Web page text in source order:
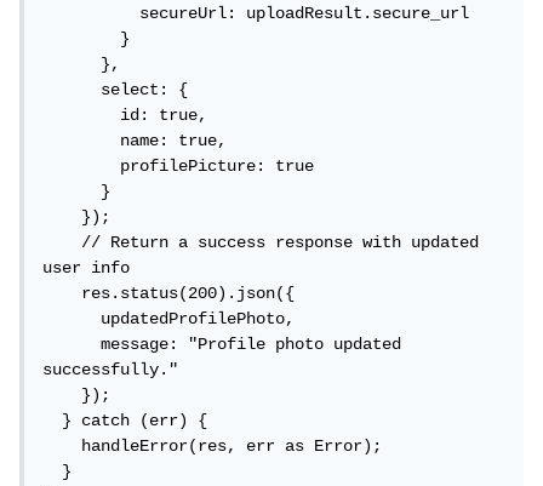
          secureUrl: uploadResult.secure_url
        }
      },
      select: {
        id: true,
        name: true,
        profilePicture: true
      }
    });
    // Return a success response with updated
user info
    res.status(200).json({
      updatedProfilePhoto,
      message: "Profile photo updated
successfully."
    });
  } catch (err) {
    handleError(res, err as Error);
  }